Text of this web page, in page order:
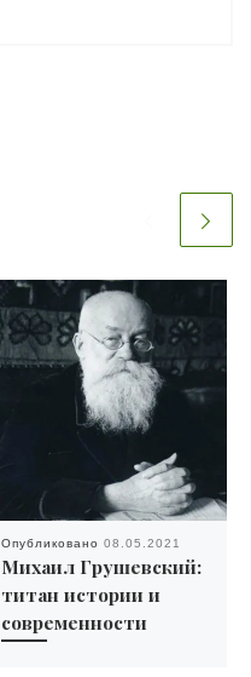
Опубликовано 08.05.2021
Михаил Грушевский:
титан истории и
современности